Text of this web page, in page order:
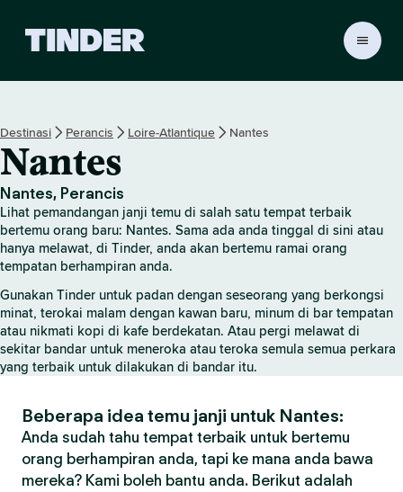
a
a
m
a
T
n
d
e
r
Destinasi Perancis Loire-Atlantique Nantes
Nantes
Nantes, Perancis
Lihat pemandangan janji temu di salah satu tempat terbaik
bertemu orang baru: Nantes. Sama ada anda tinggal di sini atau
hanya melawat, di Tinder, anda akan bertemu ramai orang
tempatan berhampiran anda.
Gunakan Tinder untuk padan dengan seseorang yang berkongsi
minat, terokai malam dengan kawan baru, minum di bar tempatan
atau nikmati kopi di kafe berdekatan. Atau pergi melawat di
sekitar bandar untuk meneroka atau teroka semula semua perkara
yang terbaik untuk dilakukan di bandar itu.
Beberapa idea temu janji untuk Nantes:
Anda sudah tahu tempat terbaik untuk bertemu
orang berhampiran anda, tapi ke mana anda bawa
mereka? Kami boleh bantu anda. Berikut adalah